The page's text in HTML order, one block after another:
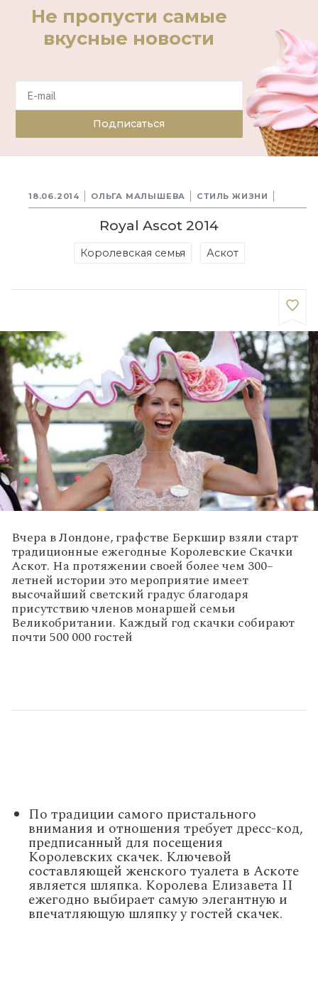
Не пропусти самые
вкусные новости
Подписаться
18.06.2014 ОЛЬГА МАЛЫШЕВА СТИЛЬ ЖИЗНИ
Royal Ascot 2014
Королевская семья Аскот
Вчера в Лондоне, графстве Беркшир взяли старт
традиционные ежегодные Королевские Скачки
Аскот. На протяжении своей более чем 300–
летней истории это мероприятие имеет
высочайший светский градус благодаря
присутствию членов монаршей семьи
Великобритании. Каждый год скачки собирают
почти 500 000 гостей
По традиции самого пристального
внимания и отношения требует дресс-код,
предписанный для посещения
Королевских скачек. Ключевой
составляющей женского туалета в Аскоте
является шляпка. Королева Елизавета II
ежегодно выбирает самую элегантную и
впечатляющую шляпку у гостей скачек.